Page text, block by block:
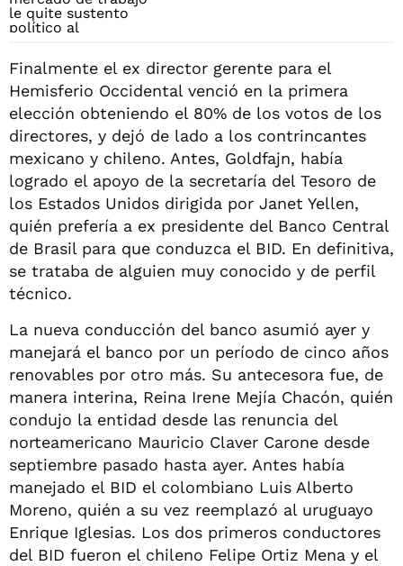
Finalmente el ex director gerente para el
Hemisferio Occidental venció en la primera
elección obteniendo el 80% de los votos de los
directores, y dejó de lado a los contrincantes
mexicano y chileno. Antes, Goldfajn, había
logrado el apoyo de la secretaría del Tesoro de
los Estados Unidos dirigida por Janet Yellen,
quién prefería a ex presidente del Banco Central
de Brasil para que conduzca el BID. En definitiva,
se trataba de alguien muy conocido y de perfil
técnico.
La nueva conducción del banco asumió ayer y
manejará el banco por un período de cinco años
renovables por otro más. Su antecesora fue, de
manera interina, Reina Irene Mejía Chacón, quién
condujo la entidad desde las renuncia del
norteamericano Mauricio Claver Carone desde
septiembre pasado hasta ayer. Antes había
manejado el BID el colombiano Luis Alberto
Moreno, quién a su vez reemplazó al uruguayo
Enrique Iglesias. Los dos primeros conductores
del BID fueron el chileno Felipe Ortiz Mena y el